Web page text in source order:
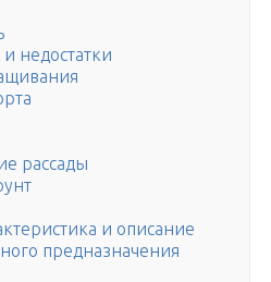
недостатки
рассады
и описание
предназначения